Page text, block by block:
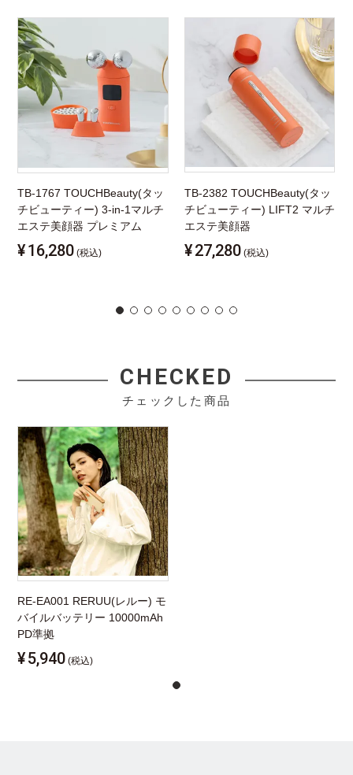
TB-1767 TOUCHBeauty(タッ
チビューティー) 3-in-1マルチ
エステ美顔器 プレミアム
¥16,280 (税込)
TB-2382 TOUCHBeauty(タッ
チビューティー) LIFT2 マルチ
エステ美顔器
¥27,280 (税込)
CHECKED
チェックした商品
RE-EA001 RERUU(レルー) モ
バイルバッテリー 10000mAh
PD準拠
¥5,940 (税込)